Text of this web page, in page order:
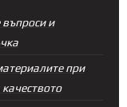
въпроси и
при